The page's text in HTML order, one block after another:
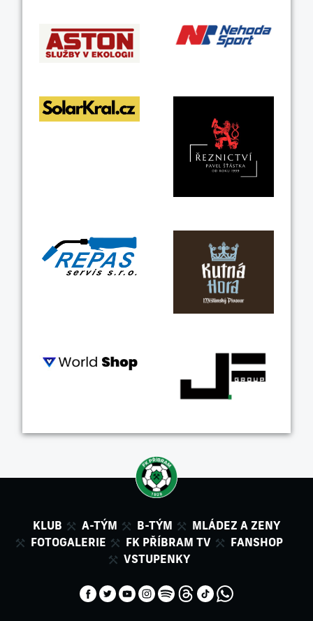
KLUB A-TÝM B-TÝM
MLÁDEZ A ZENY
FOTOGALERIE
FK PŘÍBRAM TV
FANSHOP
VSTUPENKY